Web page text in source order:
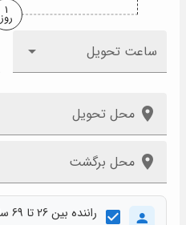
1
روز
ساعت تحویل
محل تحویل
محل برگشت
راننده بین 26 تا 69 سال